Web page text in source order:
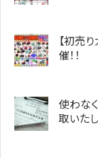
【初売
催！！
使わな
取いた